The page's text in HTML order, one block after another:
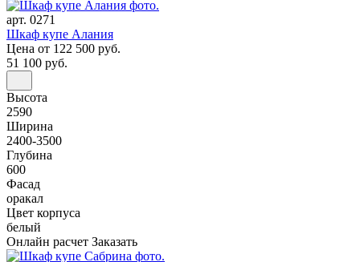
арт. 0271
Шкаф купе Алания
Цена от 122 500 руб.
51 100 руб.
Высота
2590
Ширина
2400-3500
Глубина
600
Фасад
оракал
Цвет корпуса
белый
Онлайн расчет Заказать